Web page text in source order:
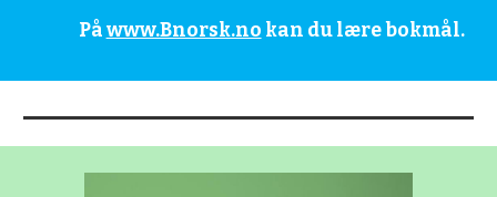
På www.Bnorsk.no kan du lære bokmål.